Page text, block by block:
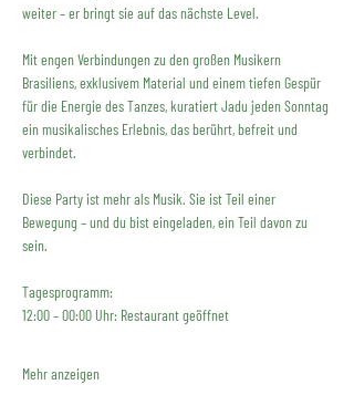
weiter – er bringt sie auf das nächste Level.
Mit engen Verbindungen zu den großen Musikern
Brasiliens, exklusivem Material und einem tiefen Gespür
für die Energie des Tanzes, kuratiert Jadu jeden Sonntag
ein musikalisches Erlebnis, das berührt, befreit und
verbindet.
Diese Party ist mehr als Musik. Sie ist Teil einer
Bewegung – und du bist eingeladen, ein Teil davon zu
sein.
Tagesprogramm:
12:00 – 00:00 Uhr: Restaurant geöffnet
Mehr anzeigen